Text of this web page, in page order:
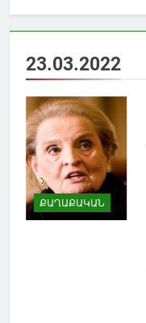
23.03.2022
ՔԱՂԱՔԱԿԱՆ